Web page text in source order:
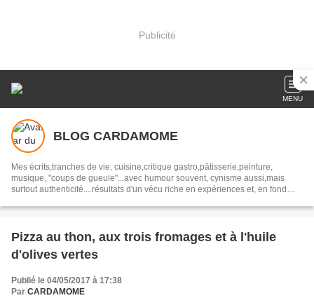
Publicité
MENU
BLOG CARDAMOME
Mes écrits,tranches de vie, cuisine,critique gastro,pâtisserie,peinture,
musique, "coups de gueule"...avec humour souvent, cynisme aussi,mais
surtout authenticité....résultats d'un vécu riche en expériences et, en fond
Pizza au thon, aux trois fromages et à l'huile
d'olives vertes
Publié le 04/05/2017 à 17:38
Par CARDAMOME